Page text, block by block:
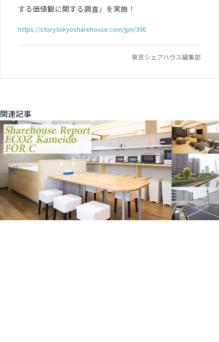
する価値観に関する調査」を実施！
https://story.tokyosharehouse.com/jpn/396
東京シェアハウス編集部
関連記事